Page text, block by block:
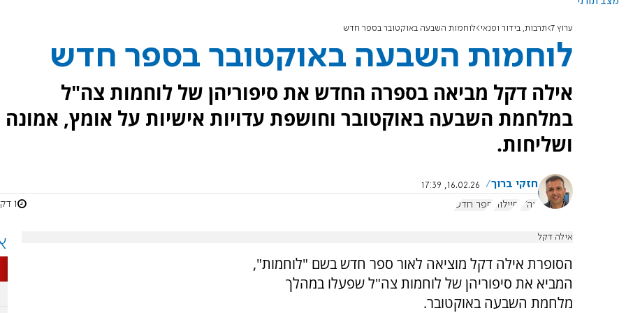
ערוץ 7 תרבות, בידור ופנאי לוחמות השבעה באוקטובר בספר חדש
לוחמות השבעה באוקטובר בספר חדש
אילה דקל מביאה בספרה החדש את סיפוריהן של לוחמות צה"ל
במלחמת השבעה באוקטובר וחושפת עדויות אישיות על אומץ, אמונה
ושליחות.
חזקי ברוך
16.02.26, 17:39
צה"ל
חיילות ספר חדש 1 דקות
אילה דקל
הסופרת אילה דקל מוציאה לאור ספר חדש בשם "לוחמות",
המביא את סיפוריהן של לוחמות צה"ל שפעלו במהלך
מלחמת השבעה באוקטובר.